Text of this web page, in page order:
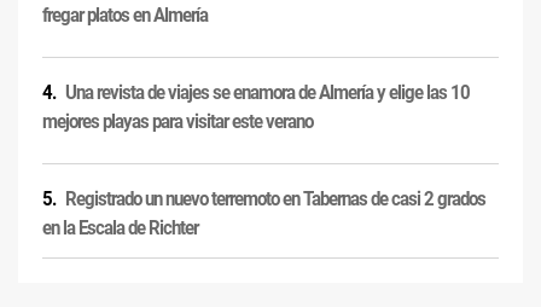
fregar platos en Almería
Una revista de viajes se enamora de Almería y elige las 10
mejores playas para visitar este verano
Registrado un nuevo terremoto en Tabernas de casi 2 grados
en la Escala de Richter